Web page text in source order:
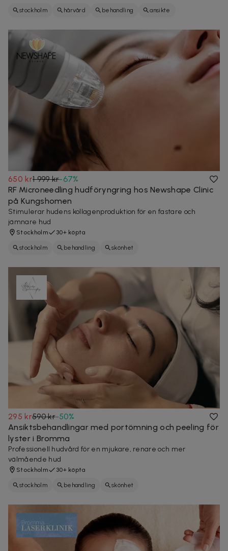
stockholm hårvård behandling ansikte
650 kr1 999 kr-67%
RF Microneedling hudföryngring hos Newshape Clinic
på Kungshomen
Stimulerar hudens kollagenproduktion för en fastare och
jämnare hud
Stockholm 30+ köpta
stockholm behandling skönhet
295 kr590 kr-50%
Ansiktsbehandlingar med portömning och peeling för
lyster i Bromma
Professionell hudvård för en mjukare, renare och mer
välmående hud
Stockholm 30+ köpta
stockholm behandling skönhet